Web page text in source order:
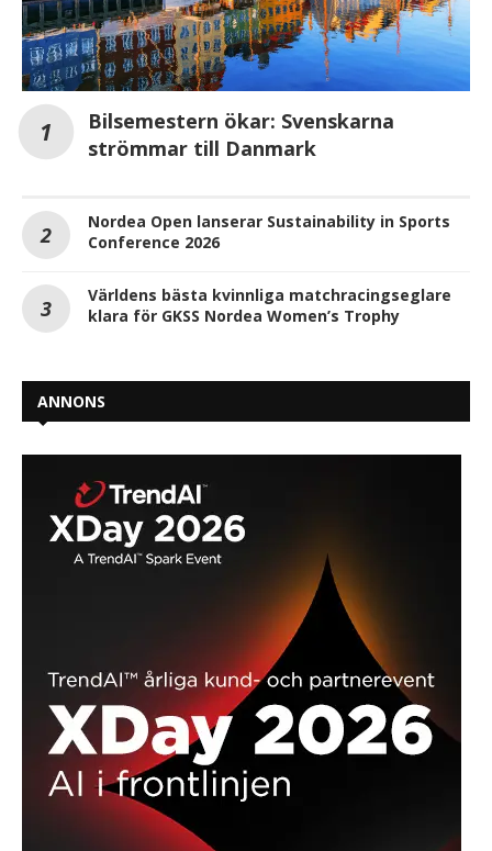
Bilsemestern ökar: Svenskarna
strömmar till Danmark
Nordea Open lanserar Sustainability in Sports
Conference 2026
Världens bästa kvinnliga matchracingseglare
klara för GKSS Nordea Women’s Trophy
ANNONS